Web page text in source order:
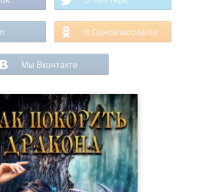
В Одноклассниках
Мы Вконтакте